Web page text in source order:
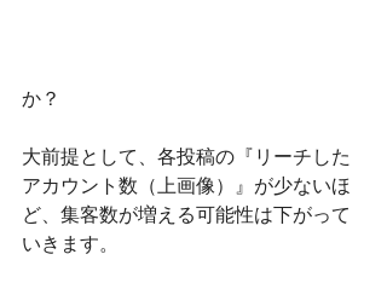
か？
大前提として、各投稿の『リーチした
アカウント数（上画像）』が少ないほ
ど、集客数が増える可能性は下がって
いきます。